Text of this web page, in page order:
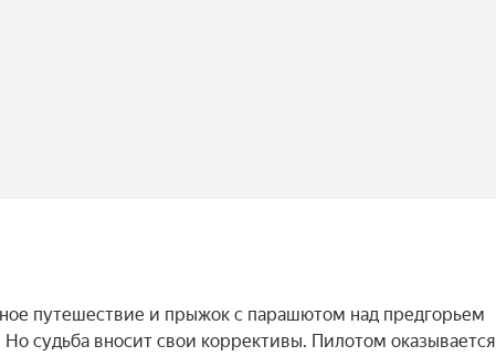
путешествие и прыжок с парашютом над предгорьем
судьба вносит свои коррективы. Пилотом оказывается